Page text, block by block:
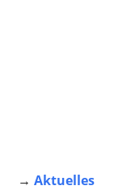
→ Aktuelles